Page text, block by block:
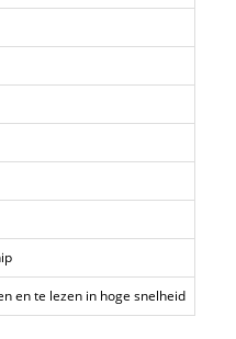
en te lezen in hoge snelheid